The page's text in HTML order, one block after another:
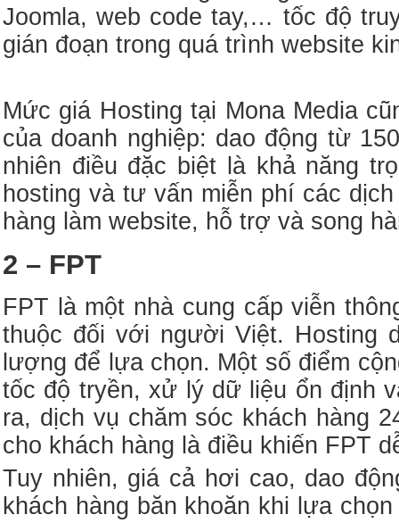
Joomla, web code tay,… tốc độ
gián đoạn trong quá trình website
Mức giá Hosting tại Mona Media
của doanh nghiệp: dao động từ
nhiên điều đặc biệt là khả năng
hosting và tư vấn miễn phí các
hàng làm website, hỗ trợ và song
2 – FPT
FPT là một nhà cung cấp viễn
thuộc đối với người Việt. Hosting
lượng để lựa chọn. Một số điểm
tốc độ tryền, xử lý dữ liệu ổn định
ra, dịch vụ chăm sóc khách hàng
cho khách hàng là điều khiến FPT
Tuy nhiên, giá cả hơi cao, dao
khách hàng băn khoăn khi lựa